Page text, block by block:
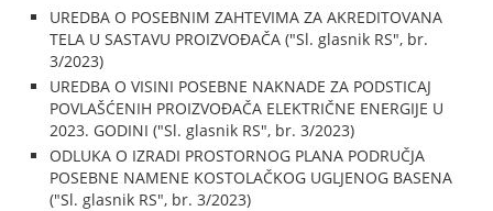
UREDBA O POSEBNIM ZAHTEVIMA ZA AKREDITOVANA
TELA U SASTAVU PROIZVOĐAČA ("Sl. glasnik RS", br.
3/2023)
UREDBA O VISINI POSEBNE NAKNADE ZA PODSTICAJ
POVLAŠĆENIH PROIZVOĐAČA ELEKTRIČNE ENERGIJE U
2023. GODINI ("Sl. glasnik RS", br. 3/2023)
ODLUKA O IZRADI PROSTORNOG PLANA PODRUČJA
POSEBNE NAMENE KOSTOLAČKOG UGLJENOG BASENA
("Sl. glasnik RS", br. 3/2023)